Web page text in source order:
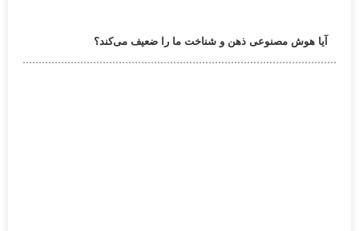
آیا هوش مصنوعی ذهن و شناخت ما را ضعیف می‌کند؟